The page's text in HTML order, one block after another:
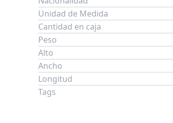
Unidad de Medida
Cantidad en caja
Peso
Alto
Ancho
Longitud
Tags